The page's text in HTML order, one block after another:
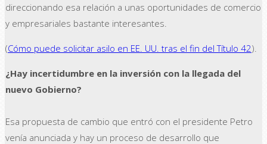
direccionando esa relación a unas oportunidades de comercio
y empresariales bastante interesantes.
(Cómo puede solicitar asilo en EE. UU. tras el fin del Título 42).
¿Hay incertidumbre en la inversión con la llegada del
nuevo Gobierno?
Esa propuesta de cambio que entró con el presidente Petro
venía anunciada y hay un proceso de desarrollo que